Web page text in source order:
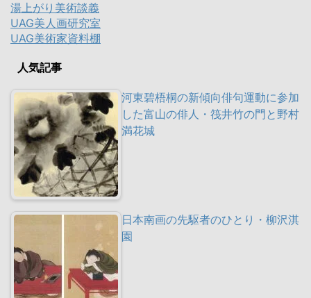
湯上がり美術談義
UAG美人画研究室
UAG美術家資料棚
人気記事
河東碧梧桐の新傾向俳句運動に参加
した富山の俳人・筏井竹の門と野村
満花城
日本南画の先駆者のひとり・柳沢淇
園